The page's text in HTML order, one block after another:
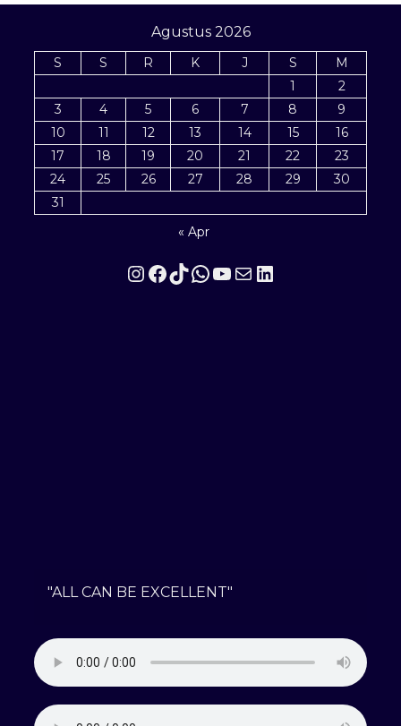
Agustus 2026
S S R K J S
M
1
2
3
4 5 6 7 8
9
10
11 12 13 14 15
16
17
18 19 20 21 22
23
24
25 26 27 28 29
30
31
« Apr
Instagram
Facebook
TikTok
WhatsApp
YouTube
MailLinkedIn
"ALL CAN BE EXCELLENT"